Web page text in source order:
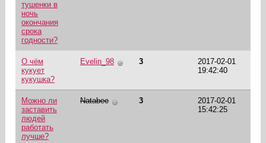
тушенки в
ночь
окончания
срока
годности?
О чём
кукует
кукушка?
Evelin_98 3
2017-02-01
19:42:40
Можно ли
заставить
людей
работать
лучше?
Natabee 3
2017-02-01
15:42:25